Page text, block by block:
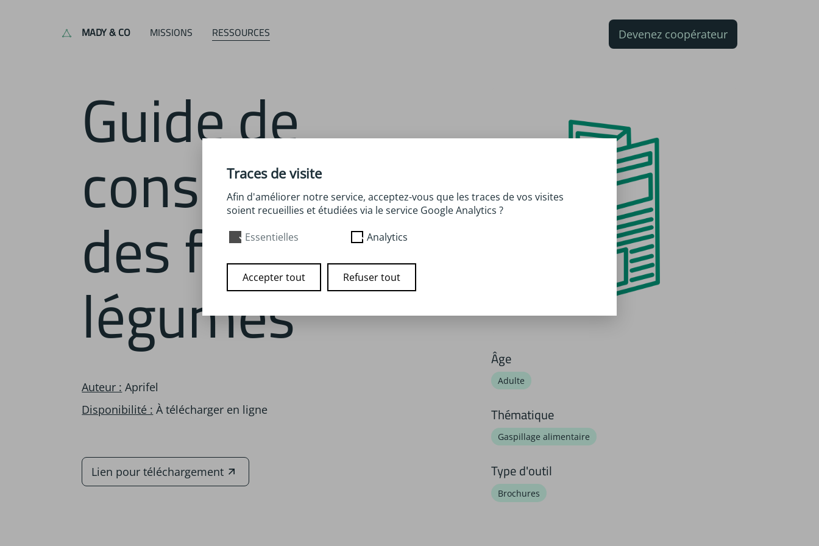
MADY & CO MISSIONS RESSOURCES Devenez coopérateur
Guide de
conservation
des fruits et
légumes
Auteur : Aprifel
Disponibilité : À télécharger en ligne
Lien pour téléchargement
Âge
Adulte
Thématique
Gaspillage alimentaire
Type d'outil
Brochures
Traces de visite
Afin d'améliorer notre service, acceptez-vous que les traces de vos visites
soient recueillies et étudiées via le service Google Analytics ?
Essentielles
Analytics
Accepter tout Refuser tout